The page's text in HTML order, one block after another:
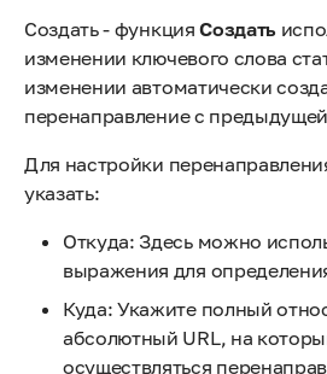
Создать - функция Создать
изменении ключевого слова
изменении автоматически
перенаправление с
Для настройки
указать:
Откуда: Здесь можно
выражения для
Куда: Укажите полный
абсолютный URL, на
осуществляться